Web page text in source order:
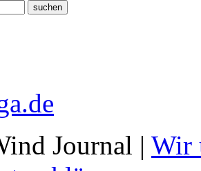
Journal | Wir